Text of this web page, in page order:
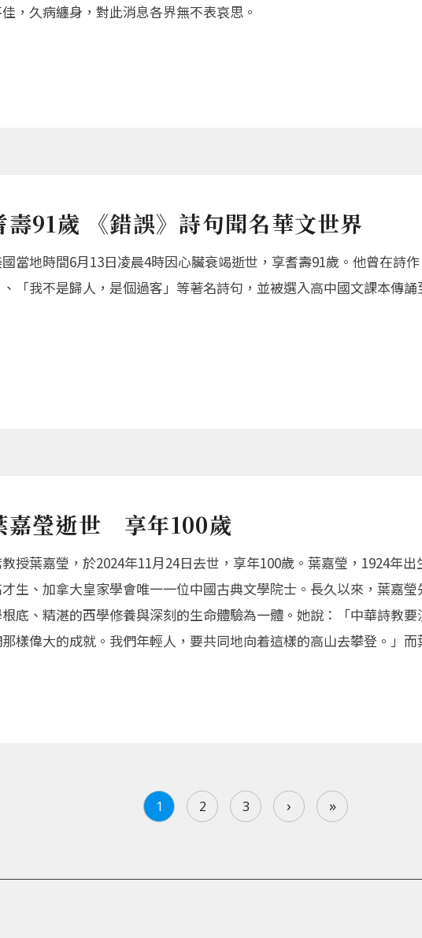
，久病纏身，對此消息各界無不表哀思。
91歲 《錯誤》詩句聞名華文世界
當地時間6月13日凌晨4時因心臟衰竭逝世，享耆壽91歲。他曾在詩
「我不是歸人，是個過客」等著名詩句，並被選入高中國文課本傳誦
嘉瑩逝世 享年100歲
授葉嘉瑩，於2024年11月24日去世，享年100歲。葉嘉瑩，1924年
生、加拿大皇家學會唯一一位中國古典文學院士。長久以來，葉嘉
底、精湛的西學修養與深刻的生命體驗為一體。她說：「中華詩教
樣偉大的成就。我們年輕人，要共同地向着這樣的高山去攀登。」
1 2 3 › »